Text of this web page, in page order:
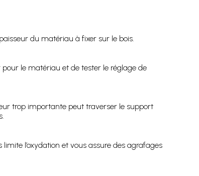
du matériau à fixer sur le bois.
pour le matériau et de tester le réglage de
trop importante peut traverser le support
l’oxydation et vous assure des agrafages